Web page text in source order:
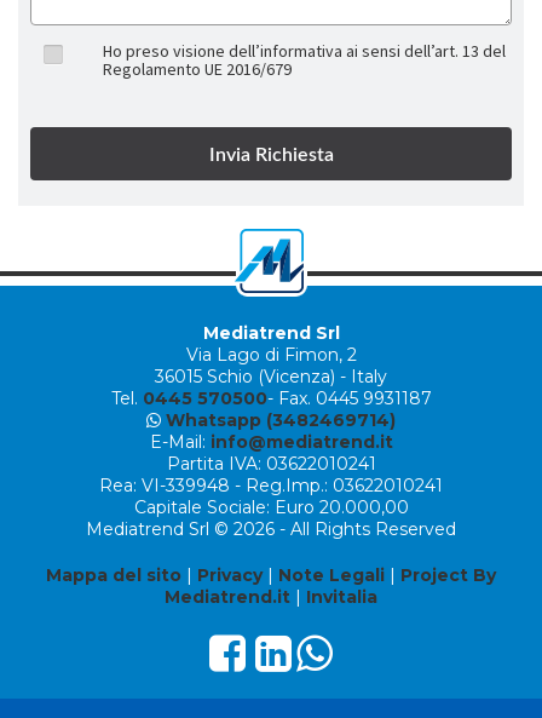
Ho preso visione dell’informativa ai sensi dell’art. 13 del
Regolamento UE 2016/679
Mediatrend Srl
Via Lago di Fimon, 2
36015 Schio (Vicenza) - Italy
Tel. 0445 570500- Fax. 0445 9931187
Whatsapp (3482469714)
E-Mail: info@mediatrend.it
Partita IVA: 03622010241
Rea: VI-339948 - Reg.Imp.: 03622010241
Capitale Sociale: Euro 20.000,00
Mediatrend Srl © 2026 - All Rights Reserved
Mappa del sito | Privacy| Note Legali | Project By
Mediatrend.it | Invitalia